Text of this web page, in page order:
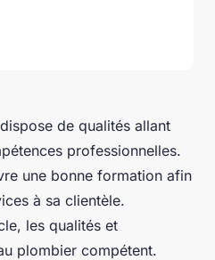
de qualités allant
professionnelles.
une bonne formation afin
à sa clientèle.
les qualités et
plombier compétent.